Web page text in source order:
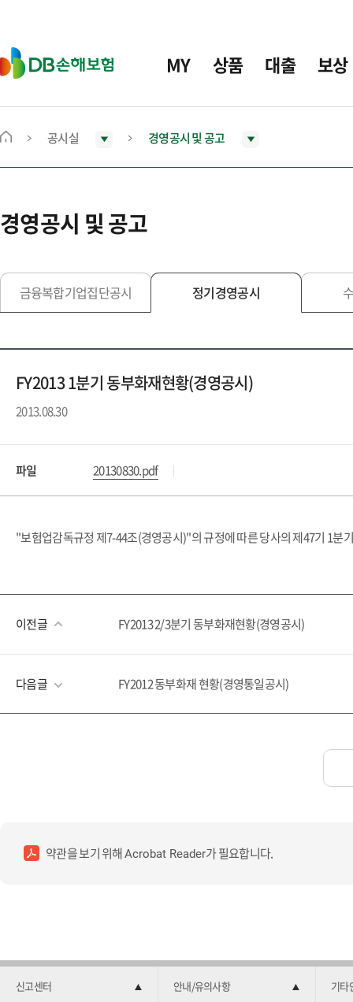
D
B
보
MY 상품 대출 보상
메
으
로
동
공시실 경영공시 및 공고
경영공시 및 공고
금융복합기업집단공시 정기경영공시
FY2013 1분기 동부화재현황(경영공시)
2013.08.30
파일 20130830.pdf
"보험업감독규정 제7-44조(경영공시)"의 규정에 따른 당사의 제47기 1분
이전글 FY2013 2/3분기 동부화재현황(경영공시)
다음글 FY2012 동부화재 현황(경영통일공시)
약관을 보기 위해Acrobat Reader가 필요합니다.
신고센터 안내/유의사항 기타